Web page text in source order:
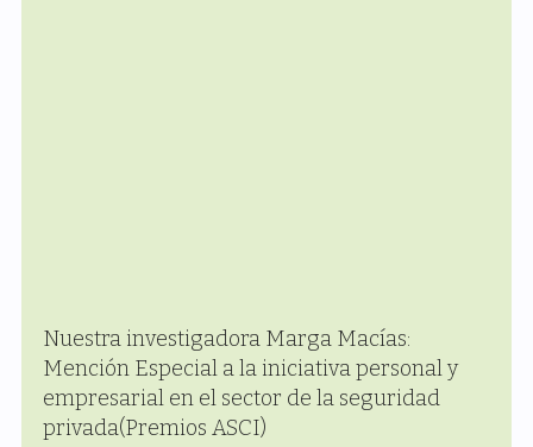
Nuestra investigadora Marga Macías:
Mención Especial a la iniciativa personal y
empresarial en el sector de la seguridad
privada(Premios ASCI)